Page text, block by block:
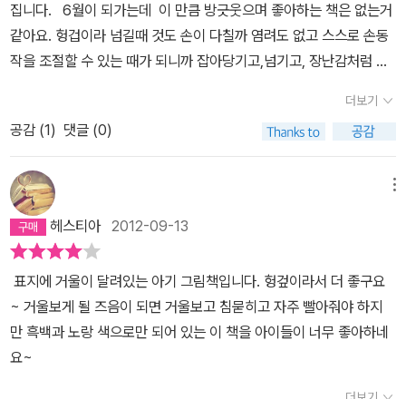
집니다. 6월이 되가는데 이 만큼 방긋웃으며 좋아하는 책은 없는거
같아요. 헝겁이라 넘길때 것도 손이 다칠까 염려도 없고 스스로 손동
작을 조절할 수 있는 때가 되니까 잡아당기고,넘기고, 장난감처럼 즐
더보기
공감 (1) 댓글 (0)
헤스티아2012-09-13
표지에 거울이 달려있는 아기 그림책입니다. 헝겊이라서 더 좋구요
~ 거울보게 될 즈음이 되면 거울보고 침묻히고 자주 빨아줘야 하지
만 흑백과 노랑 색으로만 되어 있는 이 책을 아이들이 너무 좋아하네
요~